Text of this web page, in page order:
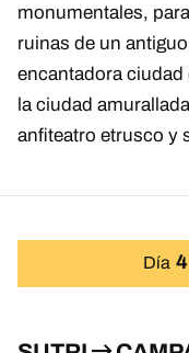
monumentales,
ruinas de un
encantadora ciudad
la ciudad
anfiteatro etrusco y
Día 4